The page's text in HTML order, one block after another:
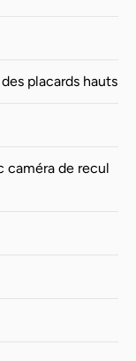
placards hauts
caméra de recul